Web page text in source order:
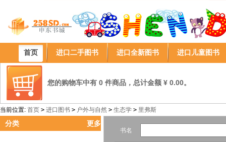
首页 进口二手图书 进口全新图书 进口儿童图书
您的购物车中有 0 件商品，总计金额 ¥ 0.00。
当前位置: 首页 > 进口图书 > 户外与自然 > 生态学 > 里弗斯
分类 更多
书名